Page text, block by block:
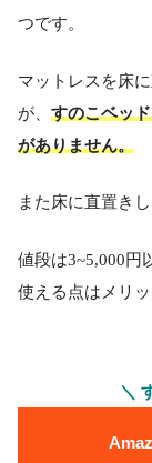
つです。
マットレスを床
が、 すのこベッ
がありません。
また床に直置き
値段は3~5,000円
使える点はメリッ
＼